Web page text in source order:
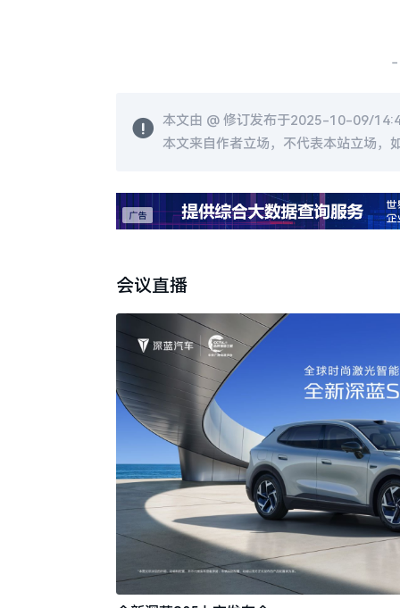
本文由 @ 修订发布于2025-10-09/
本文来自作者立场，不代表本站立场，
会议直播